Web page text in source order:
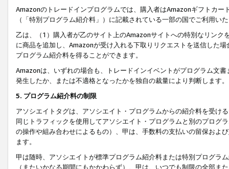
Amazonのトレードインプログラムでは、購入者はAmazonギフトカ
（「特別プログラム紹介料」）に記載されている一部の国でご利用い
乙は、（1）購入者が乙のサイト上のAmazonサイトへの特別なリン
に商品を追加し、Amazonが受け入れる下取りリクエストを送信した
プログラム紹介料を得ることができます。
Amazonは、いずれの場合も、トレードインイベントがプログラム文
発生したか、または不適格となったかを独自の裁量により判断します。
5. プログラム紹介料の制限
アソシエイトタグは、アソシエイト・プログラムからの紹介料を受け
同じトラフィックを使用してアソシエイト・プログラムと別のプログ
の操作や組み合わせによるもの）、甲は、手数料の支払いの留保およ
ます。
甲は随時、アソシエイトが標準プログラム紹介料または特別プログラ
（またいかなる期間にもかかわらず）、甲は、いつでも制限の全部